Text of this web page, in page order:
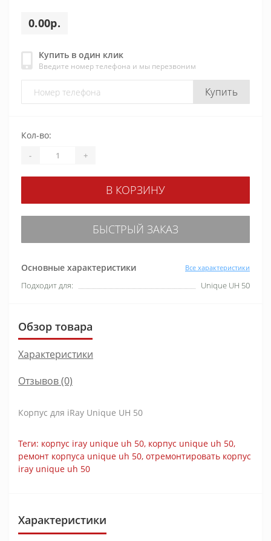
0.00р.
Купить в один клик
Введите номер телефона и мы перезвоним
Купить
Основные характеристики Все характеристики
Подходит для: Unique UH 50
Кол-во:
- +
В КОРЗИНУ
БЫСТРЫЙ ЗАКАЗ
Обзор товара
Характеристики
Отзывов (0)
Корпус для iRay Unique UH 50
Теги: корпус iray unique uh 50, корпус unique uh 50,
ремонт корпуса unique uh 50, отремонтировать корпус
iray unique uh 50
Характеристики